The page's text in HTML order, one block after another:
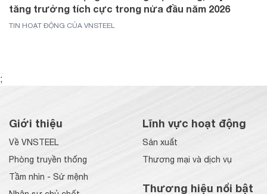
tăng trưởng tích cực trong nửa đầu năm 2026
TIN HOẠT ĐỘNG CỦA VNSTEEL
;
Giới thiệu
Về VNSTEEL
Phòng truyền thống
Tầm nhìn - Sứ mệnh
Lĩnh vực hoạt động
Sản xuất
Thương mại và dịch vụ
Thương hiệu nổi bật